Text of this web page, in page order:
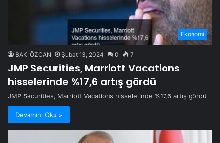
Ekonomi
BAKİ ÖZCAN Şubat 13, 2024 0 7
JMP Securities, Marriott Vacations
hisselerinde %17,6 artış gördü
JMP Securities, Marriott Vacations hisselerinde %17,6 artış gördü
Devamını Oku »